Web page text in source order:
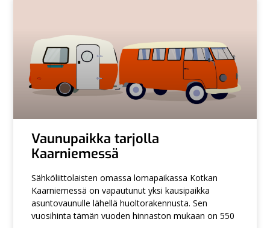
Vaunupaikka tarjolla
Kaarniemessä
Sähköliittolaisten omassa lomapaikassa Kotkan
Kaarniemessä on vapautunut yksi kausipaikka
asuntovaunulle lähellä huoltorakennusta. Sen
vuosihinta tämän vuoden hinnaston mukaan on 550